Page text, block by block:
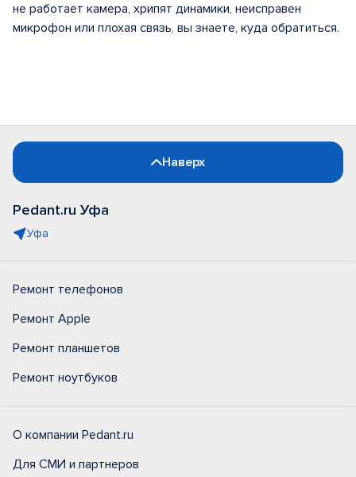
не работает камера, хрипят динамики, неисправен
микрофон или плохая связь, вы знаете, куда обратиться.
Наверх
Pedant.ru Уфа
Уфа
Ремонт телефонов
Ремонт Apple
Ремонт планшетов
Ремонт ноутбуков
О компании Pedant.ru
Для СМИ и партнеров